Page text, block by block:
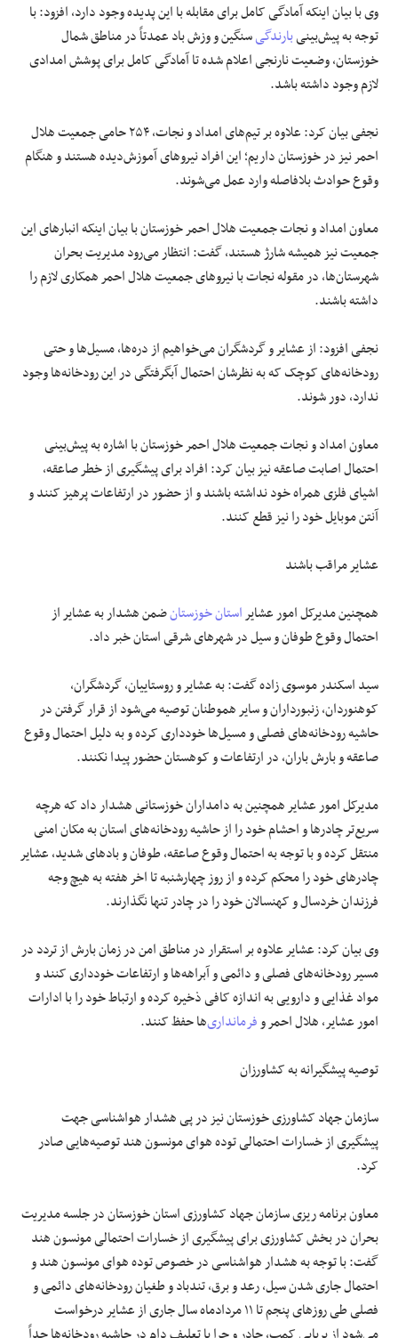
وی با بیان اینکه آمادگی کامل برای مقابله با این پدیده وجود دارد، افزود: با
توجه به پیش‌بینیبارندگیسنگین و وزش باد عمدتاً در مناطق شمال
خوزستان، وضعیت نارنجی اعلام شده تا آمادگی کامل برای پوشش امدادی
لازم وجود داشته باشد.
نجفی بیان کرد: علاوه بر تیم‌های امداد و نجات، ۲۵۴ حامی جمعیت هلال
احمر نیز در خوزستان داریم؛ این افراد نیروهای آموزش‌دیده هستند و هنگام
وقوع حوادث بلافاصله وارد عمل می‌شوند.
معاون امداد و نجات جمعیت هلال احمر خوزستان با بیان اینکه انبارهای این
جمعیت نیز همیشه شارژ هستند، گفت: انتظار می‌رود مدیریت بحران
شهرستان‌ها، در مقوله نجات با نیروهای جمعیت هلال احمر همکاری لازم را
داشته باشند.
نجفی افزود: از عشایر و گردشگران می‌خواهیم از دره‌ها، مسیل‌ها و حتی
رودخانه‌های کوچک که به نظرشان احتمالآبگرفتگیدر این رودخانه‌ها وجود
ندارد، دور شوند.
معاون امداد و نجات جمعیت هلال احمر خوزستان با اشاره به پیش‌بینی
احتمال اصابت صاعقه نیز بیان کرد: افراد برای پیشگیری از خطر صاعقه،
اشیای فلزی همراه خود نداشته باشند و از حضور در ارتفاعات پرهیز کنند و
آنتن موبایل خود را نیز قطع کنند.
عشایر مراقب باشند
همچنین مدیرکل امور عشایراستان خوزستانضمن هشدار به عشایر از
احتمال وقوع طوفان و سیل در شهرهای شرقی استان خبر داد.
سید اسکندر موسوی زاده گفت: به عشایر و روستاییان، گردشگران،
کوهنوردان، زنبورداران و سایر هموطنان توصیه می‌شود از قرار گرفتن در
حاشیه رودخانه‌های فصلی و مسیل‌ها خودداری کرده و به دلیل احتمال وقوع
صاعقه و بارش باران، در ارتفاعات و کوهستان حضور پیدا نکنند.
مدیرکل امور عشایر همچنین به دامداران خوزستانی هشدار داد که هرچه
سریع‌تر چادرها و احشام خود را از حاشیه رودخانه‌های استان به مکان امنی
منتقل کرده و با توجه به احتمال وقوع صاعقه، طوفان و بادهای شدید، عشایر
چادرهای خود را محکم کرده و از روز چهارشنبه تااخرهفته به هیچ وجه
فرزندان خردسال وکهنسالانخود را در چادر تنها نگذارند.
وی بیان کرد: عشایر علاوه بر استقرار در مناطق امن در زمان بارش از تردد در
مسیر رودخانه‌های فصلی و دائمی و آبراهه‌ها و ارتفاعات خودداری کنند و
مواد غذایی و دارویی به اندازه کافی ذخیره کرده و ارتباط خود را با ادارات
امور عشایر، هلال احمر وفرمانداری‌ها حفظ کنند.
توصیه پیشگیرانه به کشاورزان
سازمان جهاد کشاورزی خوزستان نیز در پی هشدار هواشناسی جهت
پیشگیری از خسارات احتمالی توده هوایمونسونهند توصیه‌هایی صادر
کرد.
معاون برنامهریزیسازمان جهاد کشاورزی استان خوزستان در جلسه مدیریت
بحران در بخش کشاورزی برای پیشگیری از خسارات احتمالیمونسونهند
گفت: با توجه به هشدار هواشناسی در خصوص توده هوایمونسونهند و
احتمال جاری شدن سیل، رعد و برق، تندباد و طغیان رودخانه‌های دائمی و
فصلی طی روزهای پنجم تا ۱۱ مردادماه سال جاری از عشایر درخواست